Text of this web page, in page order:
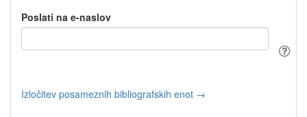
Poslati na e-naslov
Izločitev posameznih bibliografskih enot →